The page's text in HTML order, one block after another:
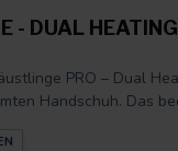
- DUAL
PRO – Dual
Handschuh. Das